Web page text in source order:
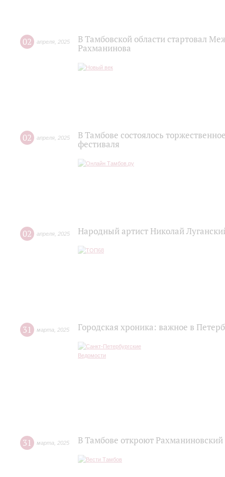
02 апреля 2025
В Тамбовской области стартовал
Рахманинова
02 апреля 2025
В Тамбове состоялось
фестиваля
02 апреля 2025 Народный артист Николай
31 марта 2025 Городская хроника: важное в
31 марта 2025 В Тамбове откроют Рахманиновский